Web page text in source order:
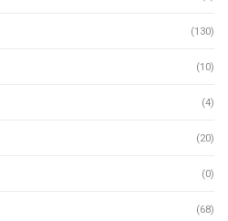
(130)
(10)
(4)
(20)
(0)
(68)